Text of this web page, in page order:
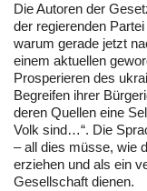
Die Autoren der
der regierenden
warum gerade jetzt
einem aktuellen
Prosperieren des
Begreifen ihrer
deren Quellen eine
Volk sind…“. Die
– all dies müsse, wie
erziehen und als ein
Gesellschaft dienen.